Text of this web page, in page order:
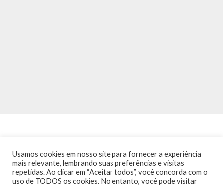
INÍCIO NOTÍCIAS AGENDA CONTATO
TRÂNSITO NA PONTE
Usamos cookies em nosso site para fornecer a experiência
mais relevante, lembrando suas preferências e visitas
repetidas. Ao clicar em “Aceitar todos”, você concorda com o
uso de TODOS os cookies. No entanto, você pode visitar